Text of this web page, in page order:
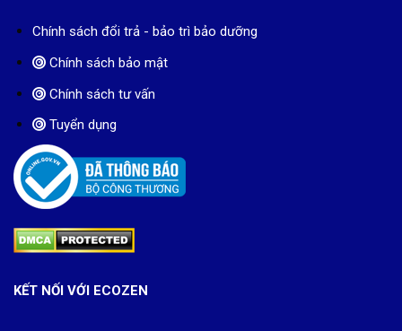
Chính sách đổi trả - bảo trì bảo dưỡng
Chính sách bảo mật
Chính sách tư vấn
Tuyển dụng
KẾT NỐI VỚI ECOZEN